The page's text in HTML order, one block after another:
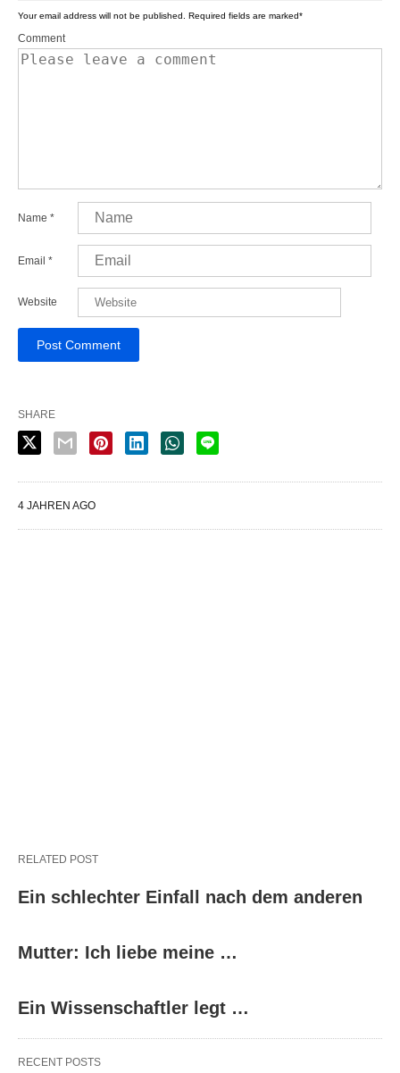
Your email address will not be published. Required fields are marked*
Comment
Name *
Email *
Website
SHARE
4 JAHREN AGO
RELATED POST
Ein schlechter Einfall nach dem anderen
Mutter: Ich liebe meine …
Ein Wissenschaftler legt …
RECENT POSTS